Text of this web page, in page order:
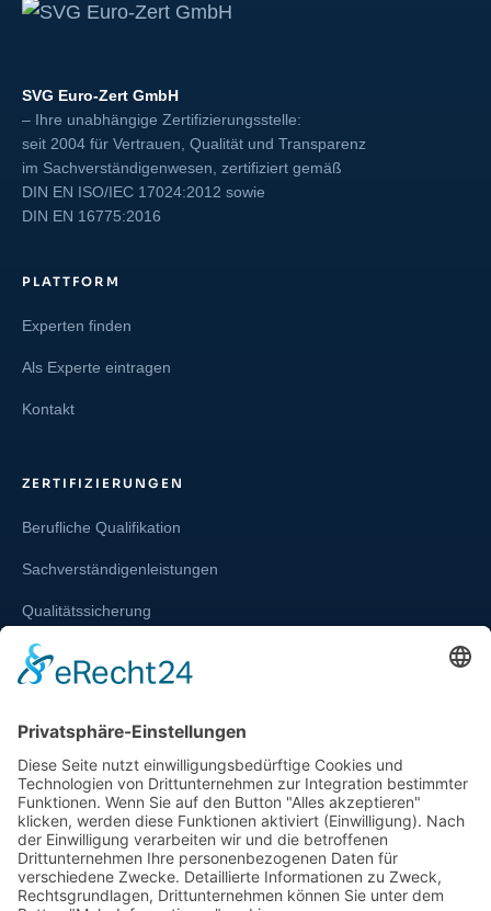
SVG Euro-Zert GmbH
– Ihre unabhängige Zertifizierungsstelle:
seit 2004 für Vertrauen, Qualität und Transparenz
im Sachverständigenwesen, zertifiziert gemäß
DIN EN ISO/IEC 17024:2012 sowie
DIN EN 16775:2016
PLATTFORM
Experten finden
Als Experte eintragen
Kontakt
ZERTIFIZIERUNGEN
Berufliche Qualifikation
Sachverständigenleistungen
Qualitätssicherung
Weiterbildung und Schulung
SERVICE & RECHT
Infos zur Unparteilichkeit
Kontakt
Beschwerdestelle